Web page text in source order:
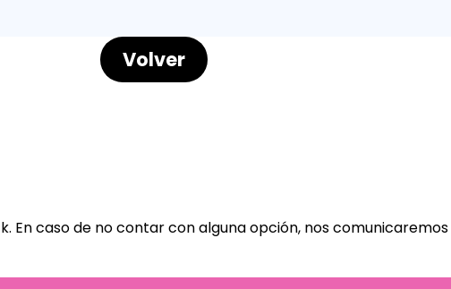
Volver
En caso de no contar con alguna opción, nos